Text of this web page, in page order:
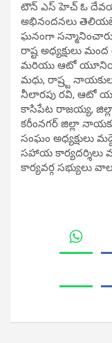
టౌన్ ఎస్ హెచ్ ఓ
అభినందనలు
ఘనంగా
రాష్ట అధ్యక్షులు
మరియు ఆటో
మధు, రాష్ర్ట
నీలారపు రవి, ఆటో
కాసిపేట రాజయ్య, జిల్లా
కరీంనగర్ జిల్లా
సంఘం అధ్యక్షులు
సహాయ కార్యదర్శిలు
కార్యవర్గ సభ్యులు